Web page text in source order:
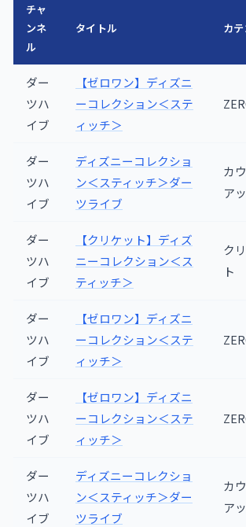
チャ
ンネ
ル
タイトル カ
ダー
ツハ
イブ
【ゼロワン】ディズニ
ーコレクション＜ステ
ィッチ＞
ダー
ツハ
イブ
ディズニーコレクショ
ン＜スティッチ＞ダー
ツライブ
カ
ア
ダー
ツハ
イブ
【クリケット】ディズ
ニーコレクション＜ス
ティッチ＞
ク
ト
ダー
ツハ
イブ
【ゼロワン】ディズニ
ーコレクション＜ステ
ィッチ＞
ダー
ツハ
イブ
【ゼロワン】ディズニ
ーコレクション＜ステ
ィッチ＞
ダー
ツハ
イブ
ディズニーコレクショ
ン＜スティッチ＞ダー
ツライブ
カ
ア